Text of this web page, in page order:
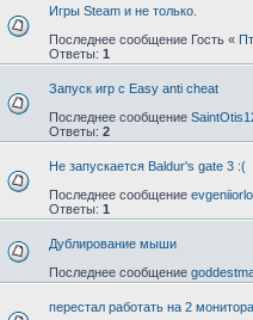
Игры Steam и не только.
Последнее сообщение Гость «
Ответы: 1
Запуск игр с Easy anti cheat
Последнее сообщение
Ответы: 2
Не запускается Baldur's gate 3 :(
Последнее сообщение
Ответы: 1
Дублирование мыши
Последнее сообщение
перестал работать на 2 монитора